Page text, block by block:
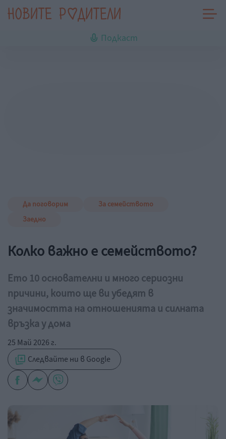
Подкаст
Да поговорим
За семейството
Заедно
Колко важно е семейството?
Ето 10 основателни и много сериозни
причини, които ще ви убедят в
значимостта на отношенията и силната
връзка у дома
25 Май 2026 г.
Следвайте ни в Google